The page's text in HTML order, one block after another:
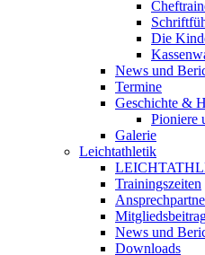
Die
News und
Termine
Geschichte &
Pioniere
Galerie
Leichtathletik
Trainingszeiten
News und
Downloads